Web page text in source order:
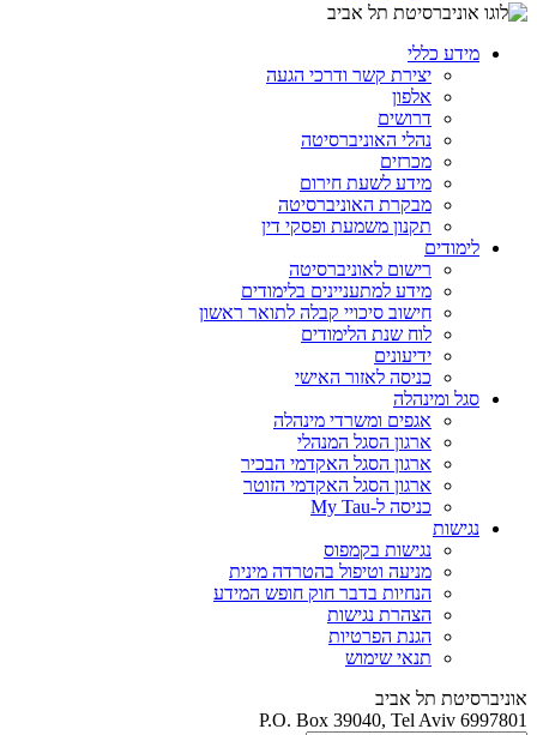
מידע כללי
יצירת קשר ודרכי הגעה
אלפון
דרושים
נהלי האוניברסיטה
מכרזים
מידע לשעת חירום
מבקרת האוניברסיטה
תקנון משמעת ופסקי דין
לימודים
רישום לאוניברסיטה
מידע למתעניינים בלימודים
חישוב סיכויי קבלה לתואר ראשון
לוח שנת הלימודים
ידיעונים
כניסה לאזור האישי
סגל ומינהלה
אגפים ומשרדי מינהלה
ארגון הסגל המנהלי
ארגון הסגל האקדמי הבכיר
ארגון הסגל האקדמי הזוטר
כניסה ל-My Tau
נגישות
נגישות בקמפוס
מניעה וטיפול בהטרדה מינית
הנחיות בדבר חוק חופש המידע
הצהרת נגישות
הגנת הפרטיות
תנאי שימוש
אוניברסיטת תל אביב
P.O. Box 39040, Tel Aviv 6997801